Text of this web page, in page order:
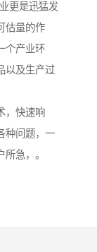
更是迅猛发
估量的作
个产业环
以及生产过
，快速响
种问题，一
急，。